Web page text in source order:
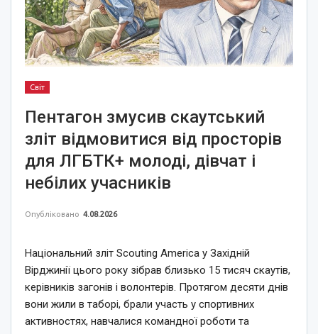
Світ
Пентагон змусив скаутський
зліт відмовитися від просторів
для ЛГБТК+ молоді, дівчат і
небілих учасників
Опубліковано 4.08.2026
Національний зліт Scouting America у Західній
Вірджинії цього року зібрав близько 15 тисяч скаутів,
керівників загонів і волонтерів. Протягом десяти днів
вони жили в таборі, брали участь у спортивних
активностях, навчалися командної роботи та